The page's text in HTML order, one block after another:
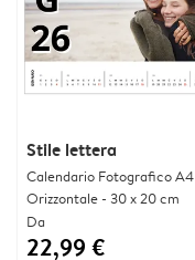
Stile lettera
Calendario Fotografico A4
Orizzontale - 30 x 20 cm
Da
22,99 €